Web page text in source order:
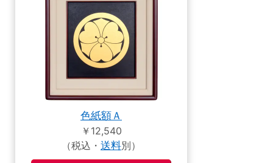
色紙額Ａ
￥12,540
（税込・ 送料別）